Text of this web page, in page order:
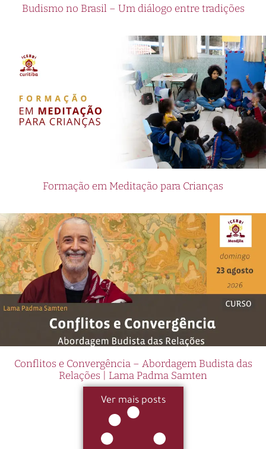
Budismo no Brasil – Um diálogo entre tradições
Formação em Meditação para Crianças
Conflitos e Convergência – Abordagem Budista das
Relações | Lama Padma Samten
Ver mais posts